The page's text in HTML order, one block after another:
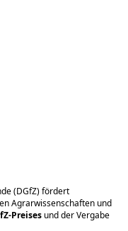
(DGfZ) fördert
Agrarwissenschaften und
Preises und der Vergabe